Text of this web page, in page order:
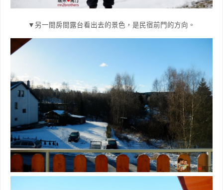
▼另一間房間露台看出去的景色，是民宿前門的方向。